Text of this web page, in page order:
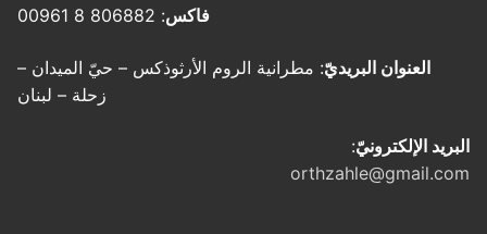
فاكس: 806882 8 00961
العنوان البريديّ: مطرانية الروم الأرثوذكس – حيّ الميدان –
زحلة – لبنان
البريد الإلكترونيّ:
orthzahle@gmail.com